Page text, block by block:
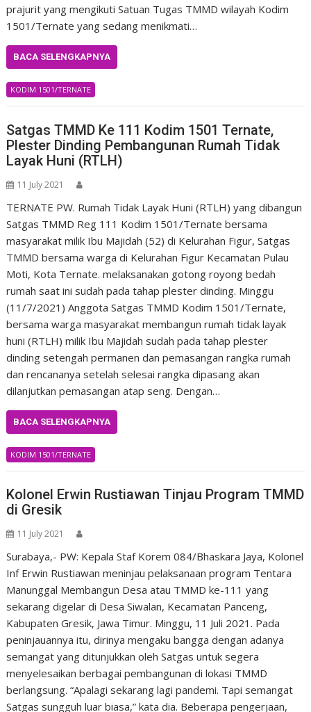
prajurit yang mengikuti Satuan Tugas TMMD wilayah Kodim
1501/Ternate yang sedang menikmati…
BACA SELENGKAPNYA
KODIM 1501/TERNATE
Satgas TMMD Ke 111 Kodim 1501 Ternate,
Plester Dinding Pembangunan Rumah Tidak
Layak Huni (RTLH)
11 July 2021
TERNATE PW. Rumah Tidak Layak Huni (RTLH) yang dibangun
Satgas TMMD Reg 111 Kodim 1501/Ternate bersama
masyarakat milik Ibu Majidah (52) di Kelurahan Figur, Satgas
TMMD bersama warga di Kelurahan Figur Kecamatan Pulau
Moti, Kota Ternate. melaksanakan gotong royong bedah
rumah saat ini sudah pada tahap plester dinding. Minggu
(11/7/2021) Anggota Satgas TMMD Kodim 1501/Ternate,
bersama warga masyarakat membangun rumah tidak layak
huni (RTLH) milik Ibu Majidah sudah pada tahap plester
dinding setengah permanen dan pemasangan rangka rumah
dan rencananya setelah selesai rangka dipasang akan
dilanjutkan pemasangan atap seng. Dengan…
BACA SELENGKAPNYA
KODIM 1501/TERNATE
Kolonel Erwin Rustiawan Tinjau Program TMMD
di Gresik
11 July 2021
Surabaya,- PW: Kepala Staf Korem 084/Bhaskara Jaya, Kolonel
Inf Erwin Rustiawan meninjau pelaksanaan program Tentara
Manunggal Membangun Desa atau TMMD ke-111 yang
sekarang digelar di Desa Siwalan, Kecamatan Panceng,
Kabupaten Gresik, Jawa Timur. Minggu, 11 Juli 2021. Pada
peninjauannya itu, dirinya mengaku bangga dengan adanya
semangat yang ditunjukkan oleh Satgas untuk segera
menyelesaikan berbagai pembangunan di lokasi TMMD
berlangsung. “Apalagi sekarang lagi pandemi. Tapi semangat
Satgas sungguh luar biasa,” kata dia. Beberapa pengerjaan,